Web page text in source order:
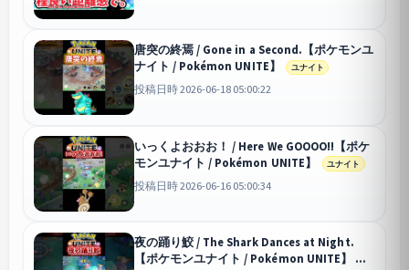
唐突の終焉 / Gone in a Second.【ポケモンユ
ナイト / Pokémon UNITE】
ユナイト
投稿日時 2026-06-18 05:00:22
いっくよおおお！ / Here We GOOOO!!【ポケ
モンユナイト / Pokémon UNITE】
ユナイト
投稿日時 2026-06-16 05:00:34
夜の踊り鮫 / The Shark Dances at Night.
【ポケモンユナイト / Pokémon UNITE】